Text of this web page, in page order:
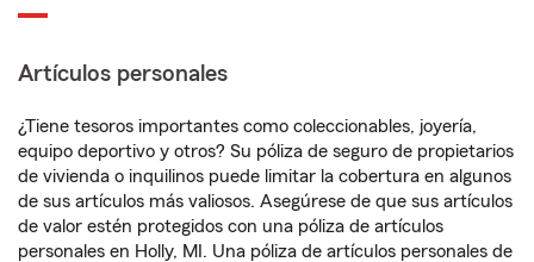
Artículos personales
¿Tiene tesoros importantes como coleccionables, joyería,
equipo deportivo y otros? Su póliza de seguro de propietarios
de vivienda o inquilinos puede limitar la cobertura en algunos
de sus artículos más valiosos. Asegúrese de que sus artículos
de valor estén protegidos con una póliza de artículos
personales en Holly, MI. Una póliza de artículos personales de